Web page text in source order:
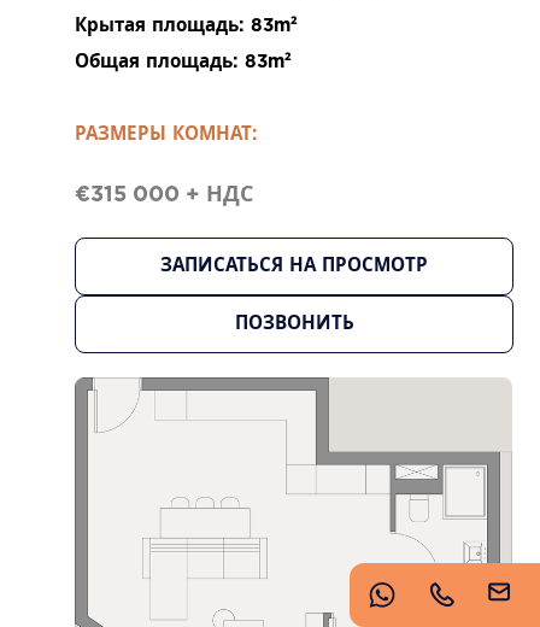
Крытая площадь: 83m²
Общая площадь: 83m²
РАЗМЕРЫ КОМНАТ:
€315 000 + НДС
ЗАПИСАТЬСЯ НА ПРОСМОТР
ПОЗВОНИТЬ
https://www.imperioproperties.com/
Copyright © 2026 Imperio. Proudly developed by